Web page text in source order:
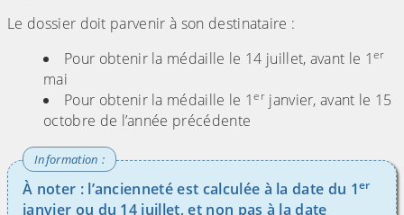
Le dossier doit parvenir à son destinataire :
Pour obtenir la médaille le 14 juillet, avant le 1er
mai
Pour obtenir la médaille le 1erjanvier, avant le 15
octobre de l’année précédente
À noter : l’ancienneté est calculée à la date du 1er
janvier ou du 14 juillet, et non pas à la date